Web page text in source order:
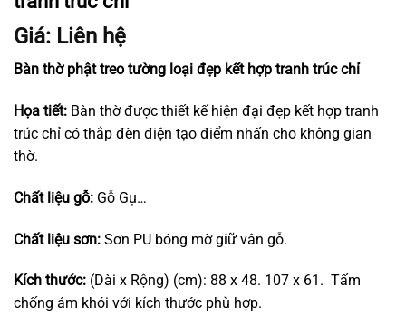
Giá: Liên hệ
Bàn thờ phật treo tường loại đẹp kết hợp tranh trúc chỉ
Họa tiết: Bàn thờ được thiết kế hiện đại đẹp kết hợp tranh
trúc chỉ có thắp đèn điện tạo điểm nhấn cho không gian
thờ.
Chất liệu gỗ: Gỗ Gụ…
Chất liệu sơn: Sơn PU bóng mờ giữ vân gỗ.
Kích thước: (Dài x Rộng) (cm): 88 x 48. 107 x 61. Tấm
chống ám khói với kích thước phù hợp.